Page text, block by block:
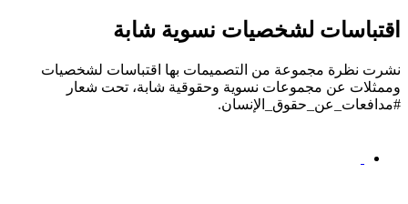
اقتباسات لشخصيات نسوية شابة
نشرت نظرة مجموعة من التصميمات بها اقتباسات لشخصيات
وممثلات عن مجموعات نسوية وحقوقية شابة، تحت شعار
#مدافعات_عن_حقوق_الإنسان.